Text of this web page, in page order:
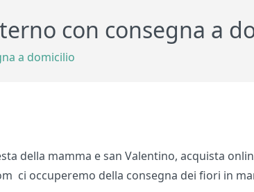
con consegna a
a domicilio
della mamma e san Valentino, acquista
ci occuperemo della consegna dei fiori in